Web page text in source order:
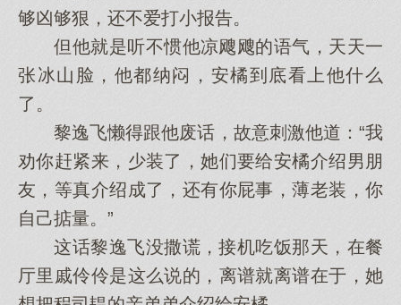
够凶够狠，还不爱打小报告。
但他就是听不惯他凉飕飕的语气，天天一
张冰山脸，他都纳闷，安橘到底看上他什么
了。
黎逸飞懒得跟他废话，故意刺激他道：“我
劝你赶紧来，少装了，她们要给安橘介绍男朋
友，等真介绍成了，还有你屁事，薄老装，你
自己掂量。”
这话黎逸飞没撒谎，接机吃饭那天，在餐
厅里戚伶伶是这么说的，离谱就离谱在于，她